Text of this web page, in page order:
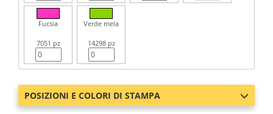
Fucsia
7051 pz
Verde mela
14298 pz
POSIZIONI E COLORI DI STAMPA